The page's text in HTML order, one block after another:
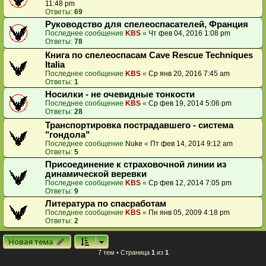
11:48 pm
Ответы: 69
Руководство для спелеоспасателей, Франция
Последнее сообщение KBS « Чт фев 04, 2016 1:08 pm
Ответы: 78
Книга по спелеоспасам Cave Rescue Techniques
Italia
Последнее сообщение KBS « Ср янв 20, 2016 7:45 am
Ответы: 1
Носилки - не очевидные тонкости
Последнее сообщение KBS « Ср фев 19, 2014 5:06 pm
Ответы: 28
Транспортировка пострадавшего - система
"гондола"
Последнее сообщение Nuke « Пт фев 14, 2014 9:12 am
Ответы: 5
Присоединение к страховочной линии из
динамической веревки
Последнее сообщение KBS « Ср фев 12, 2014 7:05 pm
Ответы: 9
Литература по спасработам
Последнее сообщение KBS « Пн янв 05, 2009 4:18 pm
Ответы: 2
Новая тема
7 тем • Страница 1 из 1